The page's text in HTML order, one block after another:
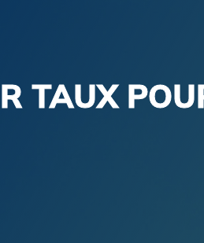
TAUX